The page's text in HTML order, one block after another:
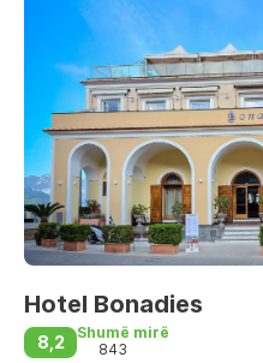
Hotel Bonadies
8,2
Shumë mirë
843